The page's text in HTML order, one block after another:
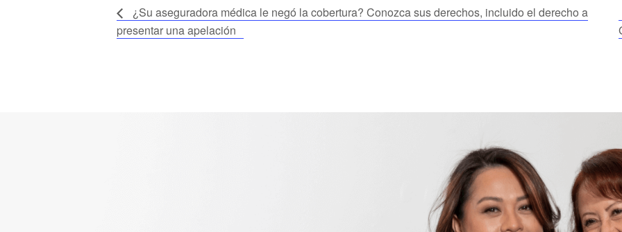
¿Su aseguradora médica le negó la cobertura? Conozca sus derechos, incluido el derecho a
presentar una apelación